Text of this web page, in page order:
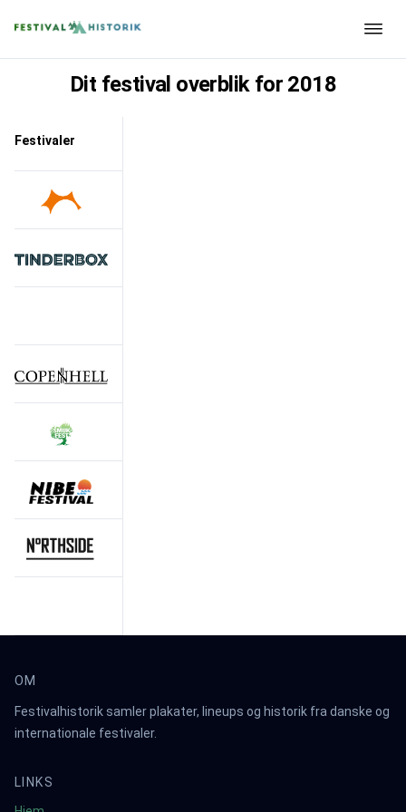
Dit festival overblik for 2018
Festivaler
OM
Festivalhistorik samler plakater, lineups og historik fra danske og
internationale festivaler.
LINKS